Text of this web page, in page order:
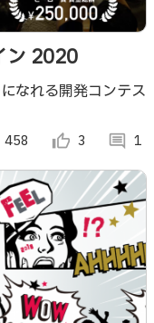
ン 2020
なれる開発コンテス
458 thumb_up_alt 3 comment 1